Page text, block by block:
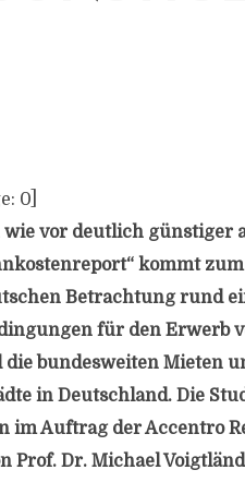
0
vor deutlich günstiger
kommt
Betrachtung rund
für den Erwerb
bundesweiten Mieten
in Deutschland. Die
im Auftrag der Accentro
Prof. Dr. Michael